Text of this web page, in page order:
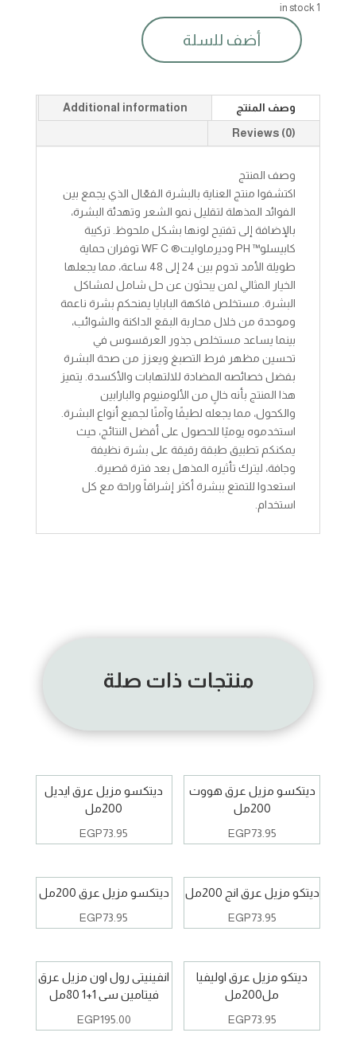
1 in stock
التيس
سوا
اون
لتوحيد
بشره
مؤخر
quantity
أضف للسلة
وصف المنتج
Additional information
Reviews (0)
وصف المنتج
اكتشفوا منتج العناية بالبشرة الفعّال الذي يجمع بين
الفوائد المذهلة لتقليل نمو الشعر وتهدئة البشرة،
بالإضافة إلى تفتيح لونها بشكل ملحوظ. تركيبة
كابيسلو™ PH وديرماوايت® WF C توفران حماية
طويلة الأمد تدوم بين 24 إلى 48 ساعة، مما يجعلها
الخيار المثالي لمن يبحثون عن حل شامل لمشاكل
البشرة. مستخلص فاكهة البابايا يمنحكم بشرة ناعمة
وموحدة من خلال محاربة البقع الداكنة والشوائب،
بينما يساعد مستخلص جذور العرقسوس في
تحسين مظهر فرط التصبغ ويعزز من صحة البشرة
بفضل خصائصه المضادة للالتهابات والأكسدة. يتميز
هذا المنتج بأنه خالٍ من الألومنيوم والبارابين
والكحول، مما يجعله لطيفًا وآمنًا لجميع أنواع البشرة.
استخدموه يوميًا للحصول على أفضل النتائج، حيث
يمكنكم تطبيق طبقة رقيقة على بشرة نظيفة
وجافة، ليترك تأثيره المذهل بعد فترة قصيرة.
استعدوا للتمتع ببشرة أكثر إشراقاً وراحة مع كل
استخدام.
منتجات ذات صلة
ديتكسو مزيل عرق هووت
200مل
EGP73.95
ديتكسو مزيل عرق ايديل
200مل
EGP73.95
ديتكو مزيل عرق انج 200مل
EGP73.95
ديتكسو مزيل عرق 200مل
EGP73.95
ديتكو مزيل عرق اوليفيا
مل200مل
EGP73.95
انفينيتى رول اون مزيل عرق
فيتامين سى 1+1 80مل
EGP195.00